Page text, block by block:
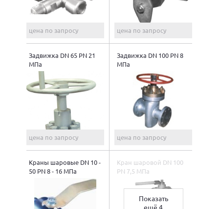
цена по запросу цена по запросу
Задвижка DN 65 PN 21
МПа
цена по запросу
Задвижка DN 100 PN 8
МПа
цена по запросу
Краны шаровые DN 10 -
50 PN 8 - 16 МПа
Кран шаровой DN 100
PN 7,5 МПа
Показать